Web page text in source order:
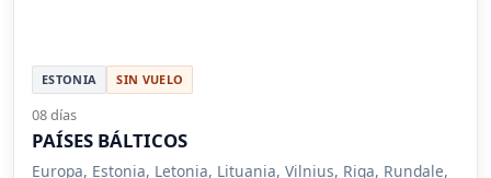
ESTONIA SIN VUELO
08 días
PAÍSES BÁLTICOS
Europa, Estonia, Letonia, Lituania, Vilnius, Riga, Rundale,